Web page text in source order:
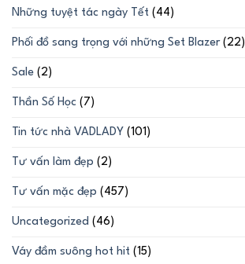
Những tuyệt tác ngày Tết (44)
Phối đồ sang trọng với những Set Blazer(22)
Sale (2)
Thần Số Học (7)
Tin tức nhà VADLADY (101)
Tư vấn làm đẹp (2)
Tư vấn mặc đẹp (457)
Uncategorized (46)
Váy đầm suông hot hit (15)